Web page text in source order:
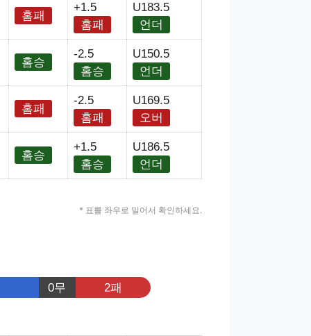
홈패
+1.5
홈패
U183.5
언더
홈승
-2.5
홈승
U150.5
언더
홈패
-2.5
홈패
U169.5
오버
홈승
+1.5
홈승
U186.5
언더
* 표를 좌우로 밀어서 확인하세요.
0무 2패